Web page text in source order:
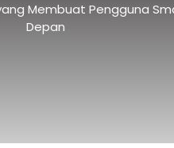
Membuat Pengguna
Depan